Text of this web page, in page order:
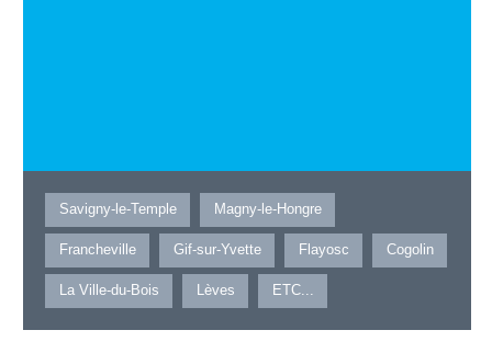
Savigny-le-Temple Magny-le-Hongre
Francheville Gif-sur-Yvette Flayosc Cogolin
La Ville-du-Bois Lèves ETC...